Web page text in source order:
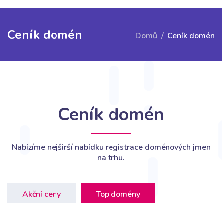
Ceník domén Domů Ceník domén
Ceník domén
Nabízíme nejširší nabídku registrace doménových jmen
na trhu.
Akční ceny
Top domény